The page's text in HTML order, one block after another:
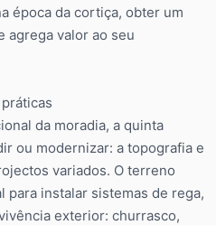
época da cortiça, obter um
agrega valor ao seu
da moradia, a quinta
ou modernizar: a topografia e
variados. O terreno
para instalar sistemas de rega,
exterior: churrasco,